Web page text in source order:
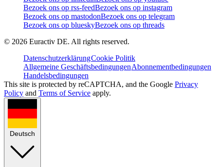
Bezoek ons op rss-feedBezoek ons op instagram
Bezoek ons op mastodonBezoek ons op telegram
Bezoek ons op blueskyBezoek ons op threads
© 2026 Euractiv DE. All rights reserved.
DatenschutzerklärungCookie Politik
Allgemeine GeschäftsbedingungenAbonnementbedingungen
Handelsbedingungen
This site is protected by reCAPTCHA, and the Google Privacy
Policy and Terms of Service apply.
Deutsch